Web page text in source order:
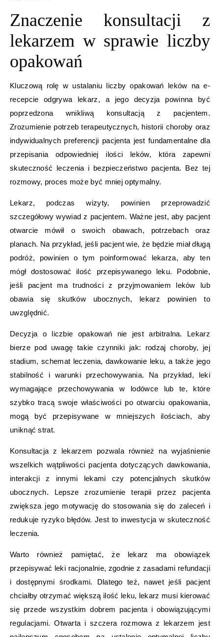
Znaczenie konsultacji z
lekarzem w sprawie liczby
opakowań
Kluczową rolę w ustalaniu liczby opakowań leków na e-
recepcie odgrywa lekarz, a jego decyzja powinna być
poprzedzona wnikliwą konsultacją z pacjentem.
Zrozumienie potrzeb terapeutycznych, historii choroby oraz
indywidualnych preferencji pacjenta jest fundamentalne dla
przepisania odpowiedniej ilości leków, która zapewni
skuteczność leczenia i bezpieczeństwo pacjenta. Bez tej
rozmowy, proces może być mniej optymalny.
Lekarz, podczas wizyty, powinien przeprowadzić
szczegółowy wywiad z pacjentem. Ważne jest, aby pacjent
otwarcie mówił o swoich obawach, potrzebach oraz
planach. Na przykład, jeśli pacjent wie, że będzie miał długą
podróż, powinien o tym poinformować lekarza, aby ten
mógł dostosować ilość przepisywanego leku. Podobnie,
jeśli pacjent ma trudności z przyjmowaniem leków lub
obawia się skutków ubocznych, lekarz powinien to
uwzględnić.
Decyzja o liczbie opakowań nie jest arbitralna. Lekarz
bierze pod uwagę takie czynniki jak: rodzaj choroby, jej
stadium, schemat leczenia, dawkowanie leku, a także jego
stabilność i warunki przechowywania. Na przykład, leki
wymagające przechowywania w lodówce lub te, które
szybko tracą swoje właściwości po otwarciu opakowania,
mogą być przepisywane w mniejszych ilościach, aby
uniknąć strat.
Konsultacja z lekarzem pozwala również na wyjaśnienie
wszelkich wątpliwości pacjenta dotyczących dawkowania,
interakcji z innymi lekami czy potencjalnych skutków
ubocznych. Lepsze zrozumienie terapii przez pacjenta
zwiększa jego motywację do stosowania się do zaleceń i
redukuje ryzyko błędów. Jest to inwestycja w skuteczność
leczenia.
Warto również pamiętać, że lekarz ma obowiązek
przepisywać leki racjonalnie, zgodnie z zasadami refundacji
i dostępnymi środkami. Dlatego też, nawet jeśli pacjent
chciałby otrzymać większą ilość leku, lekarz musi kierować
się przede wszystkim dobrem pacjenta i obowiązującymi
regulacjami. Otwarta i szczera rozmowa z lekarzem jest